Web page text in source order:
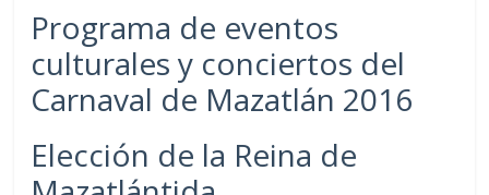
Programa de eventos
culturales y conciertos del
Carnaval de Mazatlán 2016
E‪lección de la ‬R‪eina de